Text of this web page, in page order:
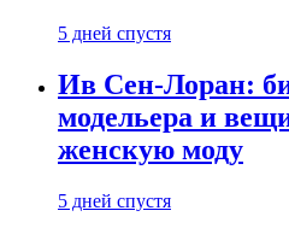
5 дней спустя
Ив Сен-Лоран:
модельера и
женскую моду
5 дней спустя